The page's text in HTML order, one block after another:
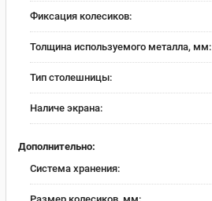
Фиксация колесиков:
Толщина используемого металла, мм:
Тип столешницы:
Наличе экрана:
Дополнительно:
Система хранения:
Размер колесиков, мм: